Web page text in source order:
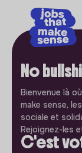
No
Bienvenue là
make sense,
sociale et
Rejoignez-les
C'est